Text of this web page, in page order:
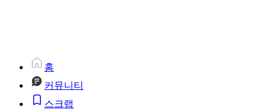
홈
커뮤니티
스크랩